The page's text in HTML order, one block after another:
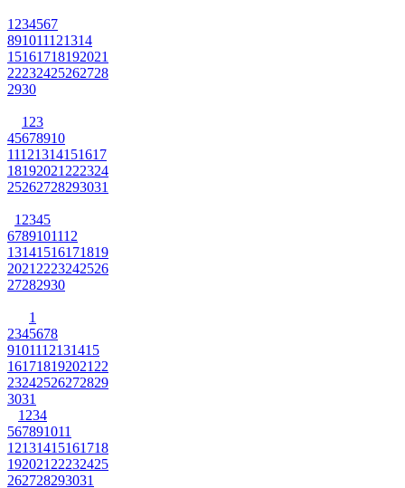
1 234567
891011121314
15161718192021
22232425262728
2930
1 23
45678910
11121314151617
18192021 222324
25262728293031
1 2345
6789101112
13141516171819
2021 2223242526
27282930
1
2345678
9101112131415
161718192021 22
23242526272829
3031
1 234
567891011
12131415161718
192021 22232425
262728293031